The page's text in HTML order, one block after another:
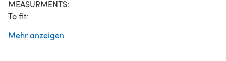
MEASURMENTS:
To fit:
Age 0-3 3-6 6-9 9-12 Months
Mehr anzeigen